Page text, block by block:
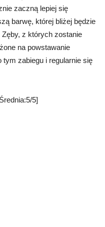
zaczną lepiej się
barwę, której bliżej będzie
Zęby, z których zostanie
na powstawanie
zabiegu i regularnie się
5]